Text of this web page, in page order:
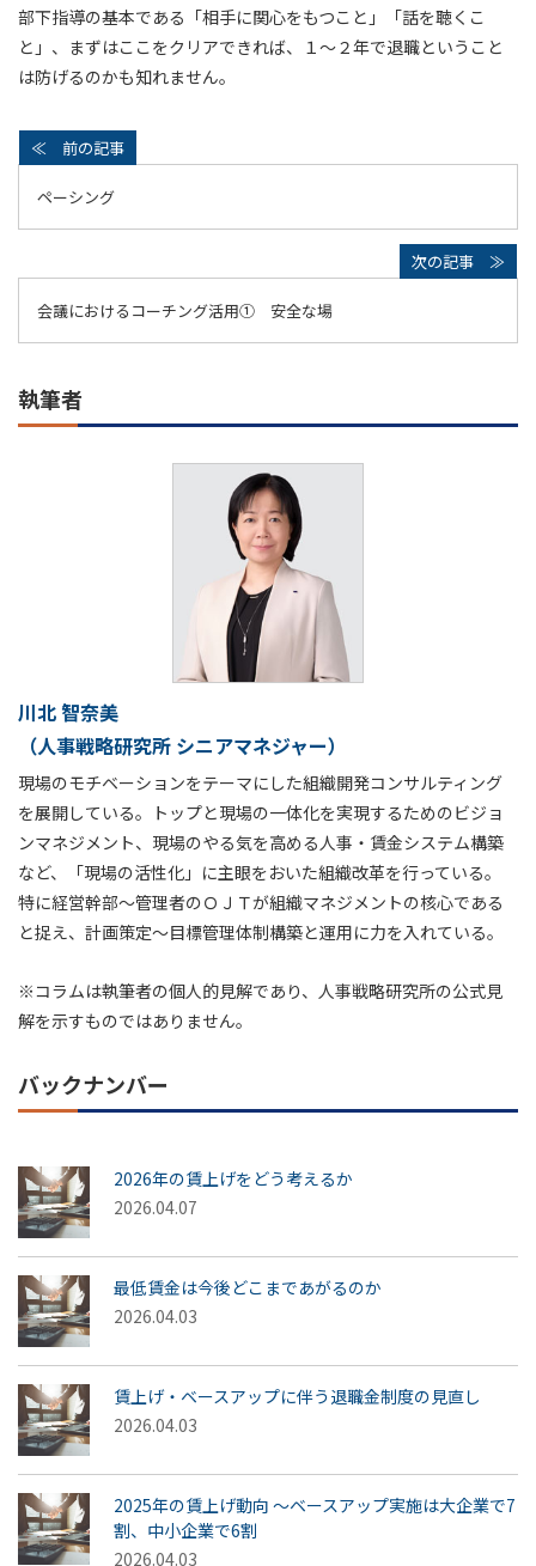
部下指導の基本である「相手に関心をもつこと」「話を聴くこ
と」、まずはここをクリアできれば、１～２年で退職ということ
は防げるのかも知れません。
ペーシング
会議におけるコーチング活用① 安全な場
執筆者
川北 智奈美
（人事戦略研究所 シニアマネジャー）
現場のモチベーションをテーマにした組織開発コンサルティング
を展開している。トップと現場の一体化を実現するためのビジョ
ンマネジメント、現場のやる気を高める人事・賃金システム構築
など、「現場の活性化」に主眼をおいた組織改革を行っている。
特に経営幹部～管理者のＯＪＴが組織マネジメントの核心である
と捉え、計画策定～目標管理体制構築と運用に力を入れている。
※コラムは執筆者の個人的見解であり、人事戦略研究所の公式見
解を示すものではありません。
バックナンバー
2026年の賃上げをどう考えるか
2026.04.07
最低賃金は今後どこまであがるのか
2026.04.03
賃上げ・ベースアップに伴う退職金制度の見直し
2026.04.03
2025年の賃上げ動向 ～ベースアップ実施は大企業で7
割、中小企業で6割
2026.04.03